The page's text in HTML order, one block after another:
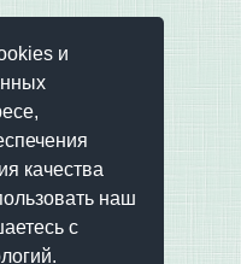
и
качества
наш
с